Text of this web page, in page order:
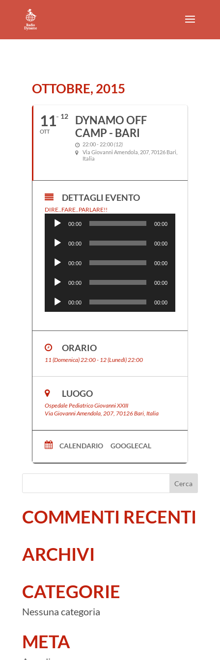
OTTOBRE, 2015
11
OTT
12
DYNAMO OFF
CAMP - BARI
22:00 - 22:00(12)
Via Giovanni Amendola, 207, 70126 Bari,
Italia
DETTAGLI EVENTO
DIRE..FARE..PARLARE!!Audio
00:00 00:00
Player
00:00 00:00
Player
00:00 00:00
Player
00:00 00:00
Player
00:00 00:00
ORARIO
11 (Domenica) 22:00 - 12 (Lunedì) 22:00
LUOGO
Ospedale Pediatrico Giovanni XXIII
Via Giovanni Amendola, 207, 70126 Bari, Italia
CALENDARIO GOOGLECAL
COMMENTI RECENTI
ARCHIVI
CATEGORIE
Nessuna categoria
META